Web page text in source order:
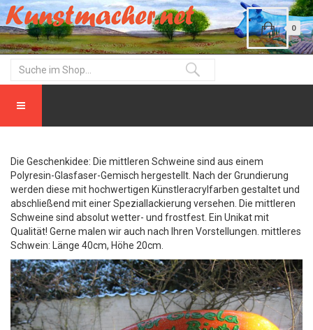
0
Die Geschenkidee: Die mittleren Schweine sind aus einem
Polyresin-Glasfaser-Gemisch hergestellt. Nach der Grundierung
werden diese mit hochwertigen Künstleracrylfarben gestaltet und
abschließend mit einer Speziallackierung versehen. Die mittleren
Schweine sind absolut wetter- und frostfest. Ein Unikat mit
Qualität! Gerne malen wir auch nach Ihren Vorstellungen. mittleres
Schwein: Länge 40cm, Höhe 20cm.